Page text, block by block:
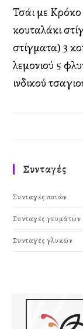
Τσάι με
κουταλάκι
στίγματα) 3
λεμονιού 5
ινδικού
Συνταγές
Συνταγές ποτών
Συνταγές γευμάτων
Συνταγές γλυκών